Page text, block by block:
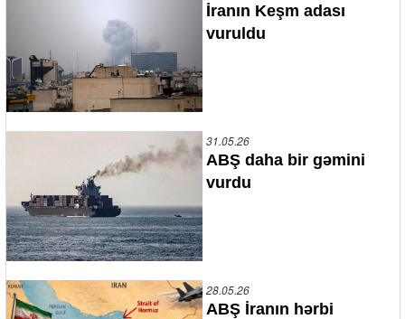
İranın Keşm adası
vuruldu
31.05.26
ABŞ daha bir gəmini
vurdu
28.05.26
ABŞ İranın hərbi